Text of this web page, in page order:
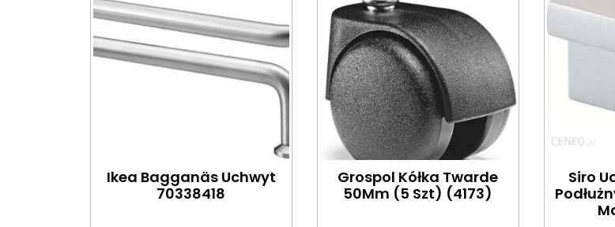
Ikea Bagganäs Uchwyt
70338418
Grospol Kółka Twarde
50Mm (5 Szt) (4173)
Siro